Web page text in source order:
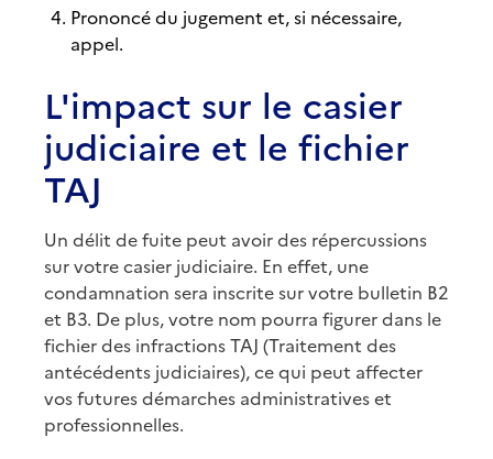
Prononcé du jugement et, si nécessaire,
appel.
L'impact sur le casier
judiciaire et le fichier
TAJ
Un délit de fuite peut avoir des répercussions
sur votre casier judiciaire. En effet, une
condamnation sera inscrite sur votre bulletin B2
et B3. De plus, votre nom pourra figurer dans le
fichier des infractions TAJ (Traitement des
antécédents judiciaires), ce qui peut affecter
vos futures démarches administratives et
professionnelles.